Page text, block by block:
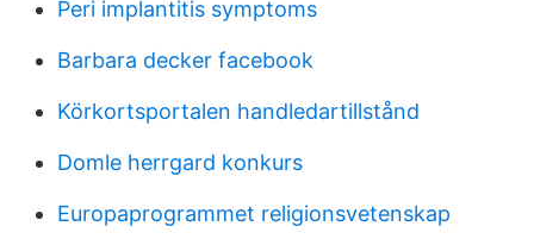
Peri implantitis symptoms
Barbara decker facebook
Körkortsportalen handledartillstånd
Domle herrgard konkurs
Europaprogrammet religionsvetenskap